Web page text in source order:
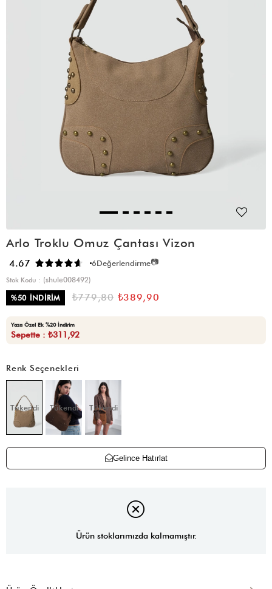
Arlo Troklu Omuz Çantası Vizon
4.67 6Değerlendirme📷
Stok Kodu
(shule008492)
%50 İNDIRIM ₺779,80 ₺389,90
Yaza Özel Ek %20 İndirim
Sepette : ₺311,92
Renk Seçenekleri
Tükendi Tükendi Tükendi
Gelince Hatırlat
Ürün stoklarımızda kalmamıştır.